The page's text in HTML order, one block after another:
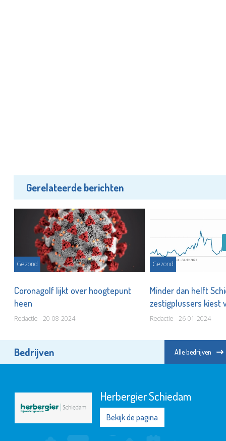
Gerelateerde berichten
Gezond
Coronagolf lijkt over hoogtepunt
heen
Redactie - 20-08-2024
Gezond
Minder dan helft
zestigplussers kiest
Redactie - 26-01-2024
Bedrijven Alle bedrijven
Seniorenwelzijn
Bekijk de pagina